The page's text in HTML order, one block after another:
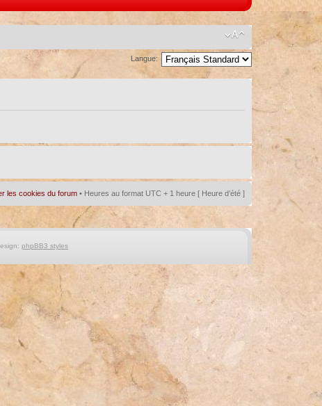
Langue:
les cookies du forum • Heures au format UTC + 1 heure [ Heure d’été ]
phpBB3 styles